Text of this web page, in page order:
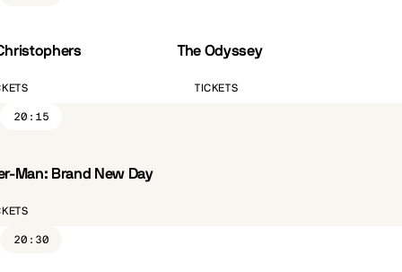
CÔTÉ PARC The Odyssey
VO.ST.FR
TICKETS
20:15
Man: Brand New Day
20:30